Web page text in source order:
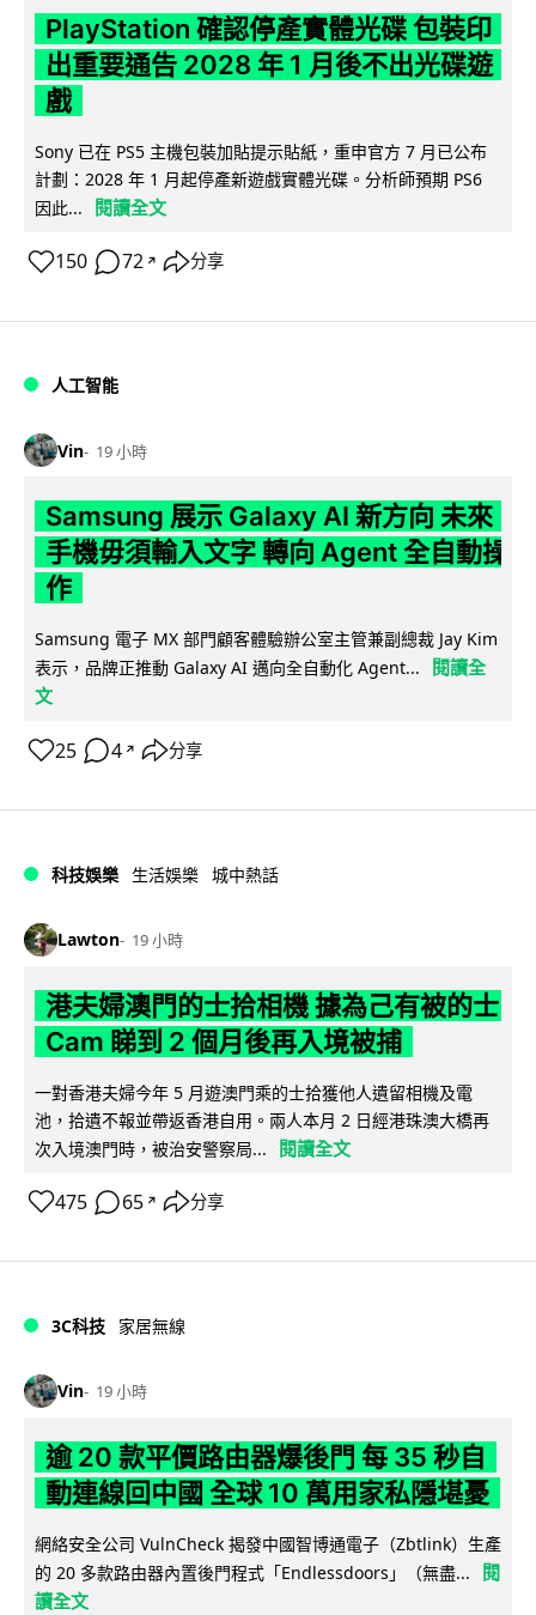
PlayStation 確認停產實體光碟 包裝印
出重要通告 2028 年 1 月後不出光碟遊
戲
Sony 已在 PS5 主機包裝加貼提示貼紙，重申官方 7 月已公布
計劃：2028 年 1 月起停產新遊戲實體光碟。分析師預期 PS6
因此...
閱讀全文
150 72 ↗ 分享
人工智能
Vin 19 小時
Samsung 展示 Galaxy AI 新方向 未來
手機毋須輸入文字 轉向 Agent 全自動操
作
Samsung 電子 MX 部門顧客體驗辦公室主管兼副總裁 Jay Kim
表示，品牌正推動 Galaxy AI 邁向全自動化 Agent...
閱讀全
文
25 4 ↗ 分享
科技娛樂 生活娛樂 城中熱話
Lawton 19 小時
港夫婦澳門的士拾相機 據為己有被的士
Cam 睇到 2 個月後再入境被捕
一對香港夫婦今年 5 月遊澳門乘的士拾獲他人遺留相機及電
池，拾遺不報並帶返香港自用。兩人本月 2 日經港珠澳大橋再
次入境澳門時，被治安警察局...
閱讀全文
475 65 ↗ 分享
3C科技 家居無線
Vin 19 小時
逾 20 款平價路由器爆後門 每 35 秒自
動連線回中國 全球 10 萬用家私隱堪憂
網絡安全公司 VulnCheck 揭發中國智博通電子（Zbtlink）生產
的 20 多款路由器內置後門程式「Endlessdoors」（無盡...
閱
讀全文